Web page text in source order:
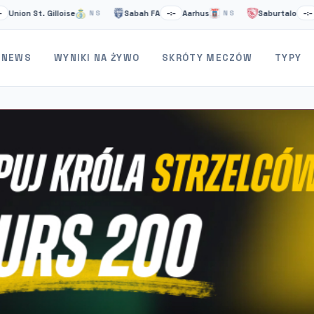
St. Gilloise NS Sabah FA –:– Aarhus NS Saburtalo –:– Larne
NEWS WYNIKI NA ŻYWO SKRÓTY MECZÓW TYPY